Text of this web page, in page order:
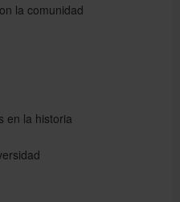
la comunidad
en la historia